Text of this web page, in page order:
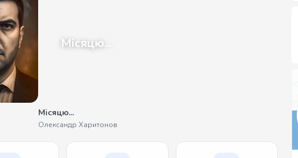
Місяцю...
Місяцю...
Олександр Харитонов